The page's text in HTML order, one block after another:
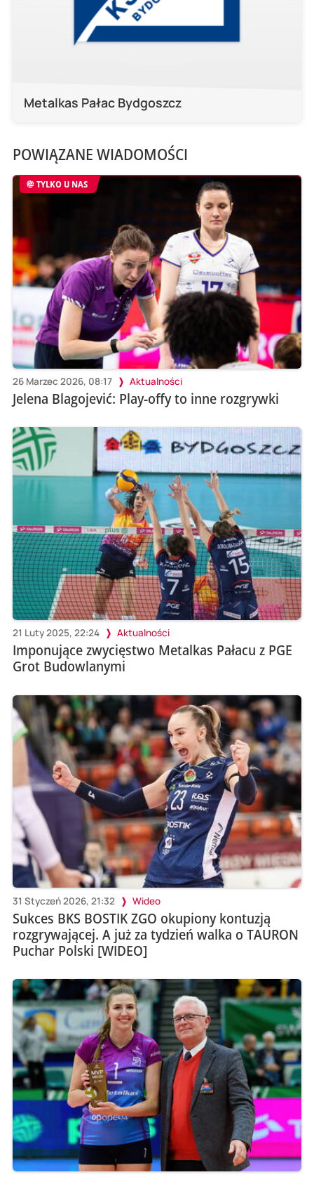
Metalkas Pałac Bydgoszcz
POWIĄZANE WIADOMOŚCI
TYLKO U NAS
26 Marzec 2026, 08:17 Aktualności
Jelena Blagojević: Play-offy to inne rozgrywki
21 Luty 2025, 22:24 Aktualności
Imponujące zwycięstwo Metalkas Pałacu z PGE
Grot Budowlanymi
31 Styczeń 2026, 21:32 Wideo
Sukces BKS BOSTIK ZGO okupiony kontuzją
rozgrywającej. A już za tydzień walka o TAURON
Puchar Polski [WIDEO]